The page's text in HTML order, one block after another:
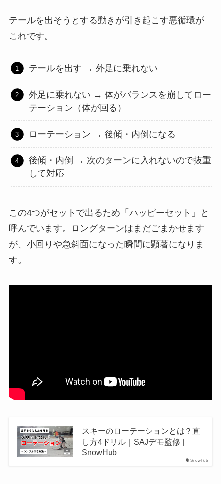
テールを出そうとする動きが引き起こす悪循環が
これです。
テールを出す → 外足に乗れない
外足に乗れない → 体がバランスを崩してロー
テーション（体が回る）
ローテーション → 後傾・内倒になる
後傾・内倒 → 次のターンに入れないので抜重
して対応
この4つがセットで出るため「ハッピーセット」と
呼んでいます。ロングターンはまだごまかせます
が、小回りや急斜面になった瞬間に顕著になりま
す。
SnowHub
スキーのローテーションとは？直
し方4ドリル｜SAJデモ監修 |
SnowHub